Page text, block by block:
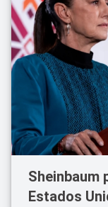
Sheinbaum
Estados